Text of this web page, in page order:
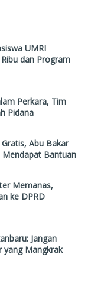
UMRI
dan Program
Perkara, Tim
Pidana
Abu Bakar
Mendapat Bantuan
Memanas,
ke DPRD
Jangan
yang Mangkrak